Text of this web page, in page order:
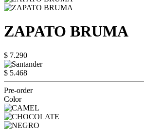
ZAPATO BRUMA
$ 7.290
$ 5.468
Pre-order
Color